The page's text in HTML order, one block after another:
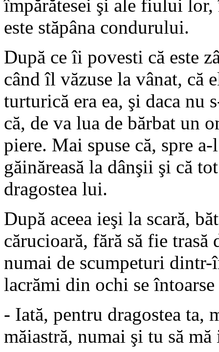
împărătesei şi ale fiului
este stăpâna condurului.
După ce îi povesti că este
când îl văzuse la vânat, că
turturică era ea, şi daca nu
că, de va lua de bărbat un
piere. Mai spuse că, spre
găinăreasă la dânşii şi că
dragostea lui.
După aceea ieşi la scară,
cărucioară, fără să fie trasă
numai de scumpeturi
lacrămi din ochi se
- Iată, pentru dragostea ta,
măiastră, numai şi tu să